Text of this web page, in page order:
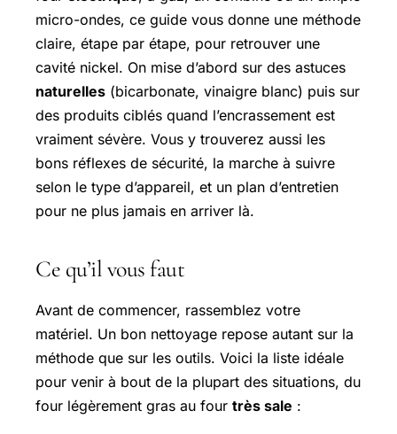
micro-ondes, ce guide vous donne une méthode
claire, étape par étape, pour retrouver une
cavité nickel. On mise d’abord sur des astuces
naturelles (bicarbonate, vinaigre blanc) puis sur
des produits ciblés quand l’encrassement est
vraiment sévère. Vous y trouverez aussi les
bons réflexes de sécurité, la marche à suivre
selon le type d’appareil, et un plan d’entretien
pour ne plus jamais en arriver là.
Ce qu’il vous faut
Avant de commencer, rassemblez votre
matériel. Un bon nettoyage repose autant sur la
méthode que sur les outils. Voici la liste idéale
pour venir à bout de la plupart des situations, du
four légèrement gras au four très sale :